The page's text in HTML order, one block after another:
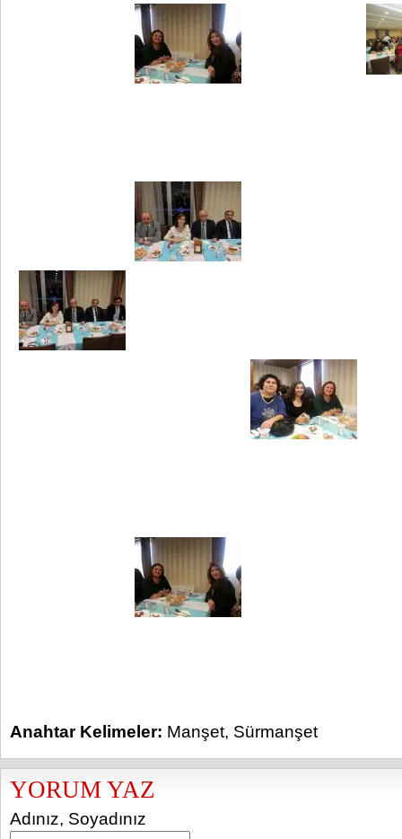
Anahtar Kelimeler: Manşet, Sürmanşet
YORUM YAZ
Adınız, Soyadınız